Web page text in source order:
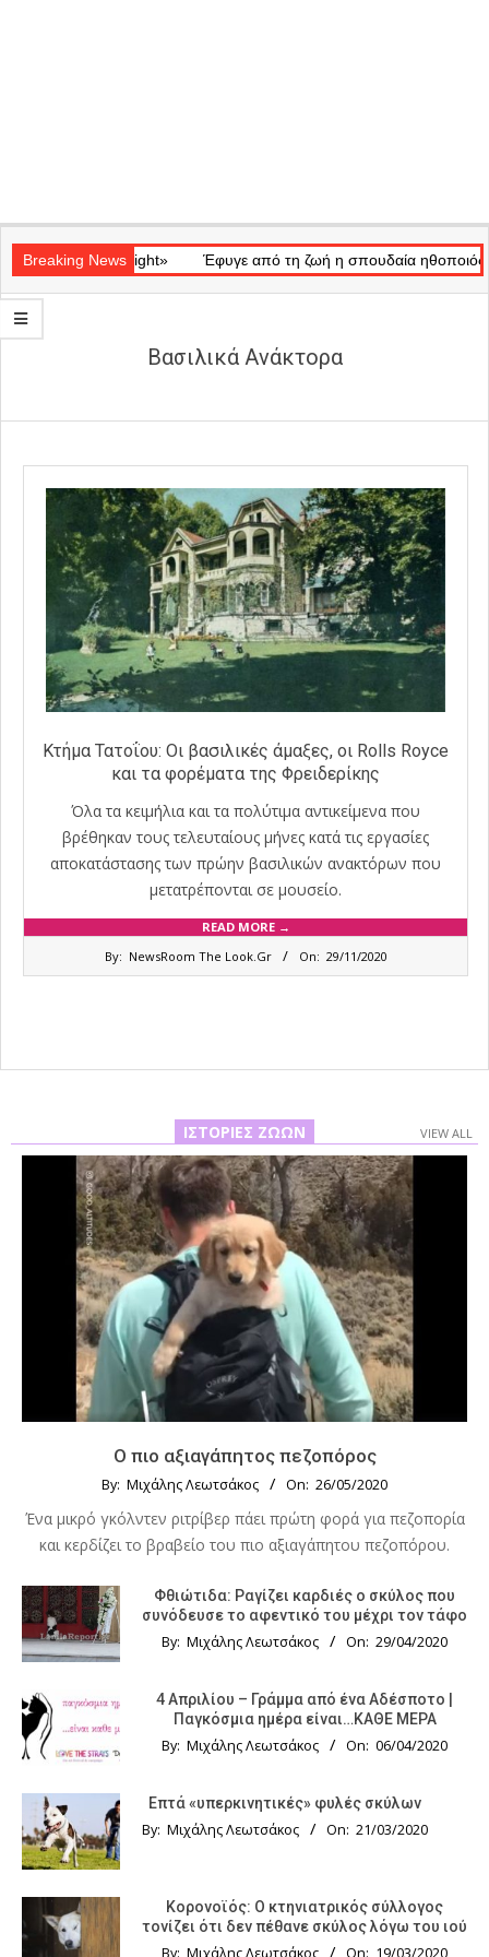
Navigation
Menu
Breaking News
«Ray of Light» Έφυγε από τη ζωή η σπουδαία ηθοποιός Μάρω
Βασιλικά Ανάκτορα
Κτήμα Τατοΐου: Οι βασιλικές άμαξες, οι Rolls Royce
και τα φορέματα της Φρειδερίκης
Όλα τα κειμήλια και τα πολύτιμα αντικείμενα που
βρέθηκαν τους τελευταίους μήνες κατά τις εργασίες
αποκατάστασης των πρώην βασιλικών ανακτόρων που
μετατρέπονται σε μουσείο.
READ MORE →
By: NewsRoom The Look.Gr On: 29/11/2020
ΙΣΤΟΡΊΕΣ ΖΏΩΝ VIEW ALL
Ο πιο αξιαγάπητος πεζοπόρος
By: Μιχάλης Λεωτσάκος On: 26/05/2020
Ένα μικρό γκόλντεν ριτρίβερ πάει πρώτη φορά για πεζοπορία
και κερδίζει το βραβείο του πιο αξιαγάπητου πεζοπόρου.
Φθιώτιδα: Ραγίζει καρδιές ο σκύλος που
συνόδευσε το αφεντικό του μέχρι τον τάφο
By: Μιχάλης Λεωτσάκος On: 29/04/2020
4 Απριλίου – Γράμμα από ένα Αδέσποτο |
Παγκόσμια ημέρα είναι…ΚΑΘΕ ΜΕΡΑ
By: Μιχάλης Λεωτσάκος On: 06/04/2020
Επτά «υπερκινητικές» φυλές σκύλων
By: Μιχάλης Λεωτσάκος On: 21/03/2020
Κορονοϊός: Ο κτηνιατρικός σύλλογος
τονίζει ότι δεν πέθανε σκύλος λόγω του ιού